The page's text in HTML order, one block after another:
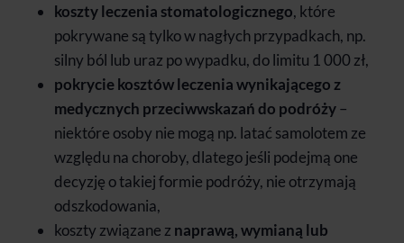
koszty leczenia stomatologicznego, które
pokrywane są tylko w nagłych przypadkach, np.
silny ból lub uraz po wypadku, do limitu 1 000 zł,
pokrycie kosztów leczenia wynikającego z
medycznych przeciwwskazań do podróży–
niektóre osoby nie mogą np. latać samolotem ze
względu na choroby, dlatego jeśli podejmą one
decyzję o takiej formie podróży, nie otrzymają
odszkodowania,
koszty związane z naprawą, wymianą lub